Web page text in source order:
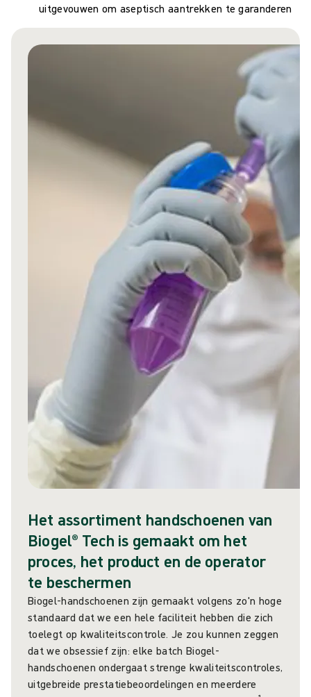
uitgevouwen om aseptisch aantrekken te garanderen
Het assortiment handschoenen van
Biogel® Tech is gemaakt om het
proces, het product en de operator
te beschermen
Biogel-handschoenen zijn gemaakt volgens zo'n hoge
standaard dat we een hele faciliteit hebben die zich
toelegt op kwaliteitscontrole. Je zou kunnen zeggen
dat we obsessief zijn: elke batch Biogel-
handschoenen ondergaat strenge kwaliteitscontroles,
uitgebreide prestatiebeoordelingen en meerdere